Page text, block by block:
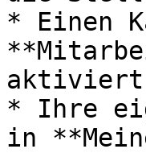
* Einen
* Ihre
in